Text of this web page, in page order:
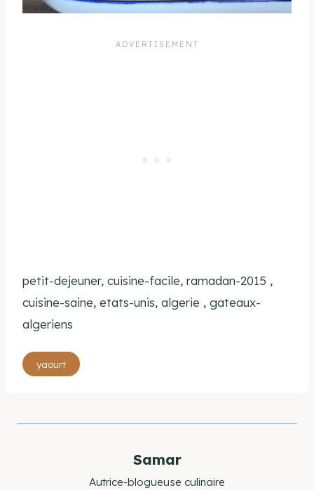
petit-dejeuner, cuisine-facile, ramadan-2015 ,
cuisine-saine, etats-unis, algerie , gateaux-
algeriens
Étiquettes
de
publication :
yaourt
Samar
Autrice-blogueuse culinaire